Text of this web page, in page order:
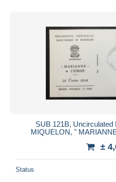
SUB 121B,
MIQUELON, "
±
Status